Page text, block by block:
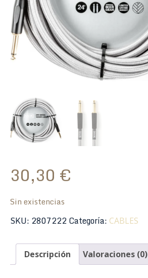
30,30 €
Sin existencias
SKU: 2807222Categoría: CABLES
Descripción Valoraciones (0)